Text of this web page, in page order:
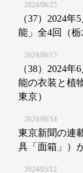
2024/06/25
（37）2024
能」全4回（栃
2024/06/15
（38）2024
能の衣装と植
東京）
2024/06/14
東京新聞の連
具「面箱」）
2024/05/12